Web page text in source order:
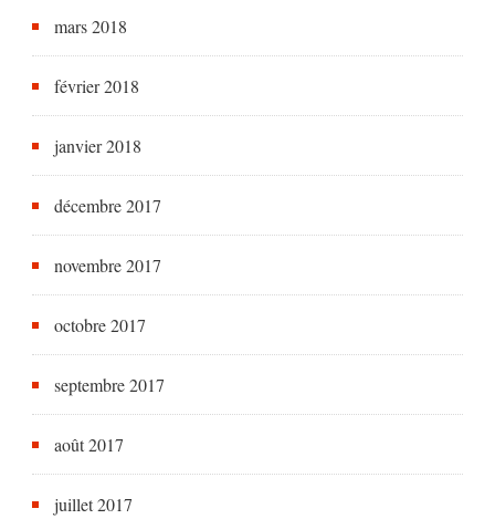
mars 2018
février 2018
janvier 2018
décembre 2017
novembre 2017
octobre 2017
septembre 2017
août 2017
juillet 2017